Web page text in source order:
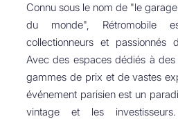
Connu sous le nom de "le
du monde", Rétromobile
collectionneurs et passionnés
Avec des espaces dédiés à
gammes de prix et de vastes
événement parisien est un
vintage et les